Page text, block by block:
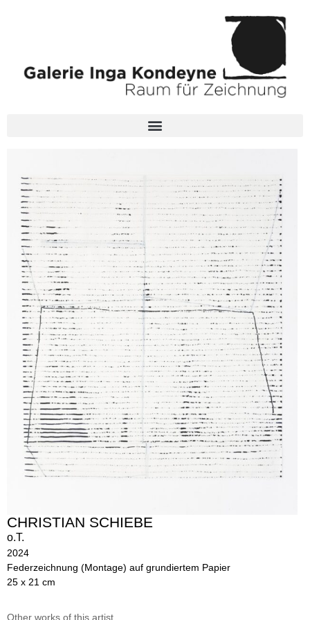
CHRISTIAN SCHIEBE
o.T.
2024
Federzeichnung (Montage) auf grundiertem Papier
25 x 21 cm
Other works of this artist